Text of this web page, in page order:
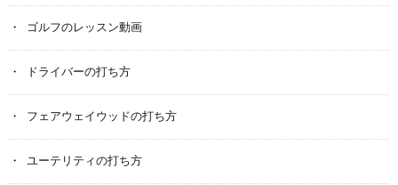
ゴルフのレッスン動画
ドライバーの打ち方
フェアウェイウッドの打ち方
ユーテリティの打ち方